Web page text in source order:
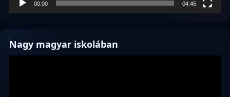
00:00 04:45
Nagy magyar iskolában